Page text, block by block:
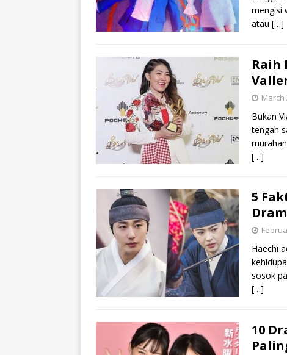
mengisi
atau […]
Raih
March
Bukan
tengah
[…]
5
Haechi
sosok
[…]
10